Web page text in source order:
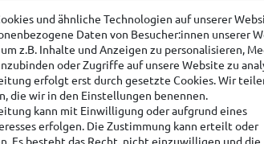
und ähnliche Technologien auf unserer
Daten von Besucher:innen unserer
um z.B. Inhalte und Anzeigen zu personalisieren,
oder Zugriffe auf unsere Website zu
erfolgt erst durch gesetzte Cookies. Wir
die wir in den Einstellungen benennen.
kann mit Einwilligung oder aufgrund eines
erfolgen. Die Zustimmung kann erteilt oder
Es besteht das Recht, nicht einzuwilligen und die